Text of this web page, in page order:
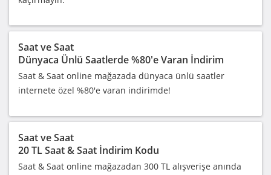
Saat ve Saat
Dünyaca Ünlü Saatlerde %80'e Varan İndirim
Saat & Saat online mağazada dünyaca ünlü saatler
internete özel %80'e varan indirimde!
Saat ve Saat
20 TL Saat & Saat İndirim Kodu
Saat & Saat online mağazadan 300 TL alışverişe anında